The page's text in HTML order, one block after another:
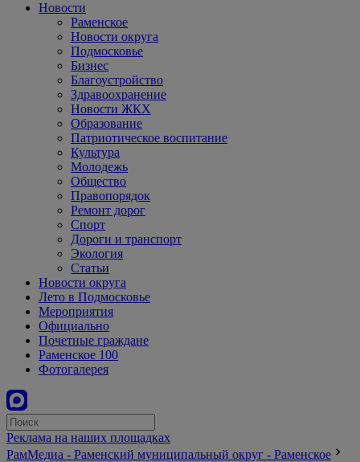
Новости
Раменское
Новости округа
Подмосковье
Бизнес
Благоустройство
Здравоохранение
Новости ЖКХ
Образование
Патриотическое воспитание
Культура
Молодежь
Общество
Правопорядок
Ремонт дорог
Спорт
Дороги и транспорт
Экология
Статьи
Новости округа
Лето в Подмосковье
Мероприятия
Официально
Почетные граждане
Раменское 100
Фотогалерея
Реклама на наших площадках
РамМедиа - Раменский муниципальный округ - Раменское